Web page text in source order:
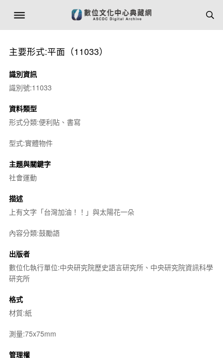
主要形式:平面（11033）
識別資訊
識別號:11033
資料類型
形式分類:便利貼、書寫
型式:實體物件
主題與關鍵字
社會運動
描述
上有文字「台灣加油！！」與太陽花一朵
內容分類:鼓勵語
出版者
數位化執行單位:中央研究院歷史語言研究所、中央研究院資訊科學
研究所
格式
材質:紙
測量:75x75mm
管理權